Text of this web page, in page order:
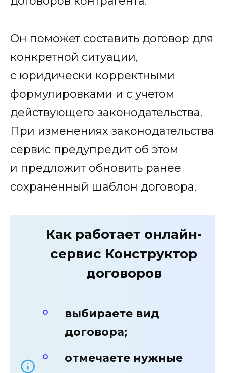
Он поможет составить договор для
конкретной ситуации,
с юридически корректными
формулировками и с учетом
действующего законодательства.
При изменениях законодательства
сервис предупредит об этом
и предложит обновить ранее
сохраненный шаблон договора.
Как работает онлайн-
сервис Конструктор
договоров
выбираете вид
договора;
отмечаете нужные